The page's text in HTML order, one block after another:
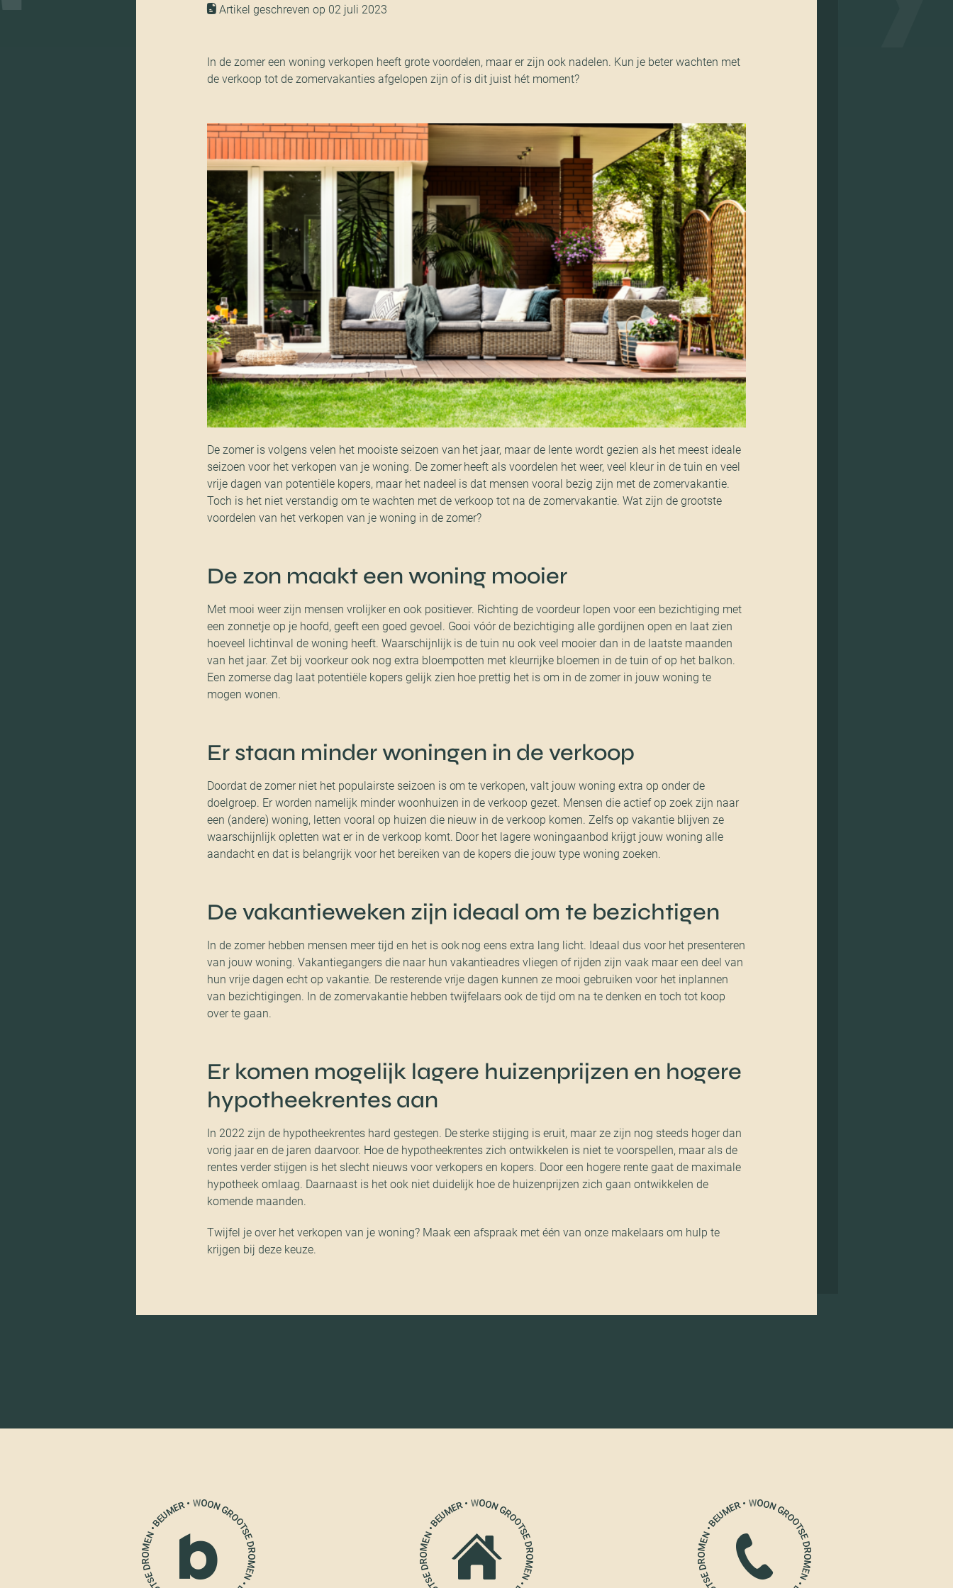
Artikel geschreven op 02 juli 2023
In de zomer een woning verkopen heeft grote voordelen, maar er zijn ook nadelen. Kun je beter wachten met
de verkoop tot de zomervakanties afgelopen zijn of is dit juist hét moment?
De zomer is volgens velen het mooiste seizoen van het jaar, maar de lente wordt gezien als het meest ideale
seizoen voor het verkopen van je woning. De zomer heeft als voordelen het weer, veel kleur in de tuin en veel
vrije dagen van potentiële kopers, maar het nadeel is dat mensen vooral bezig zijn met de zomervakantie.
Toch is het niet verstandig om te wachten met de verkoop tot na de zomervakantie. Wat zijn de grootste
voordelen van het verkopen van je woning in de zomer?
De zon maakt een woning mooier
Met mooi weer zijn mensen vrolijker en ook positiever. Richting de voordeur lopen voor een bezichtiging met
een zonnetje op je hoofd, geeft een goed gevoel. Gooi vóór de bezichtiging alle gordijnen open en laat zien
hoeveel lichtinval de woning heeft. Waarschijnlijk is de tuin nu ook veel mooier dan in de laatste maanden
van het jaar. Zet bij voorkeur ook nog extra bloempotten met kleurrijke bloemen in de tuin of op het balkon.
Een zomerse dag laat potentiële kopers gelijk zien hoe prettig het is om in de zomer in jouw woning te
mogen wonen.
Er staan minder woningen in de verkoop
Doordat de zomer niet het populairste seizoen is om te verkopen, valt jouw woning extra op onder de
doelgroep. Er worden namelijk minder woonhuizen in de verkoop gezet. Mensen die actief op zoek zijn naar
een (andere) woning, letten vooral op huizen die nieuw in de verkoop komen. Zelfs op vakantie blijven ze
waarschijnlijk opletten wat er in de verkoop komt. Door het lagere woningaanbod krijgt jouw woning alle
aandacht en dat is belangrijk voor het bereiken van de kopers die jouw type woning zoeken.
De vakantieweken zijn ideaal om te bezichtigen
In de zomer hebben mensen meer tijd en het is ook nog eens extra lang licht. Ideaal dus voor het presenteren
van jouw woning. Vakantiegangers die naar hun vakantieadres vliegen of rijden zijn vaak maar een deel van
hun vrije dagen echt op vakantie. De resterende vrije dagen kunnen ze mooi gebruiken voor het inplannen
van bezichtigingen. In de zomervakantie hebben twijfelaars ook de tijd om na te denken en toch tot koop
over te gaan.
Er komen mogelijk lagere huizenprijzen en hogere
hypotheekrentes aan
In 2022 zijn de hypotheekrentes hard gestegen. De sterke stijging is eruit, maar ze zijn nog steeds hoger dan
vorig jaar en de jaren daarvoor. Hoe de hypotheekrentes zich ontwikkelen is niet te voorspellen, maar als de
rentes verder stijgen is het slecht nieuws voor verkopers en kopers. Door een hogere rente gaat de maximale
hypotheek omlaag. Daarnaast is het ook niet duidelijk hoe de huizenprijzen zich gaan ontwikkelen de
komende maanden.
Twijfel je over het verkopen van je woning? Maak een afspraak met één van onze makelaars om hulp te
krijgen bij deze keuze.